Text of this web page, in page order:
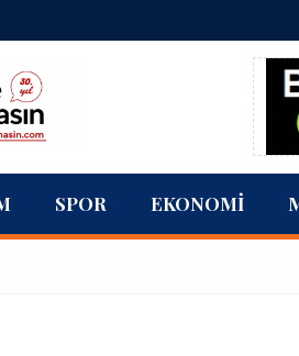
SPOR EKONOMI